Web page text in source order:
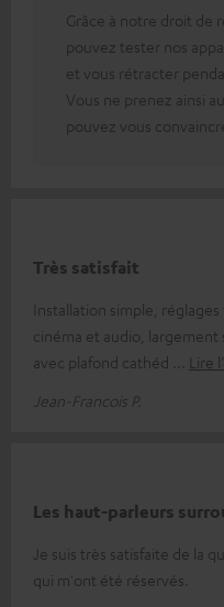
Grâce à notre droit de
pouvez tester nos
et vous rétracter
Vous ne prenez ainsi
pouvez vous
Très satisfait
Installation simple,
cinéma et audio, largement
avec plafond cathéd
Jean-Francois P.
Les haut-parleurs
Je suis très satisfaite de la
qui m'ont été réservés.